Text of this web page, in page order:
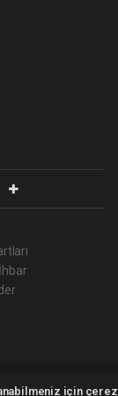
için
tutulmaktadır.